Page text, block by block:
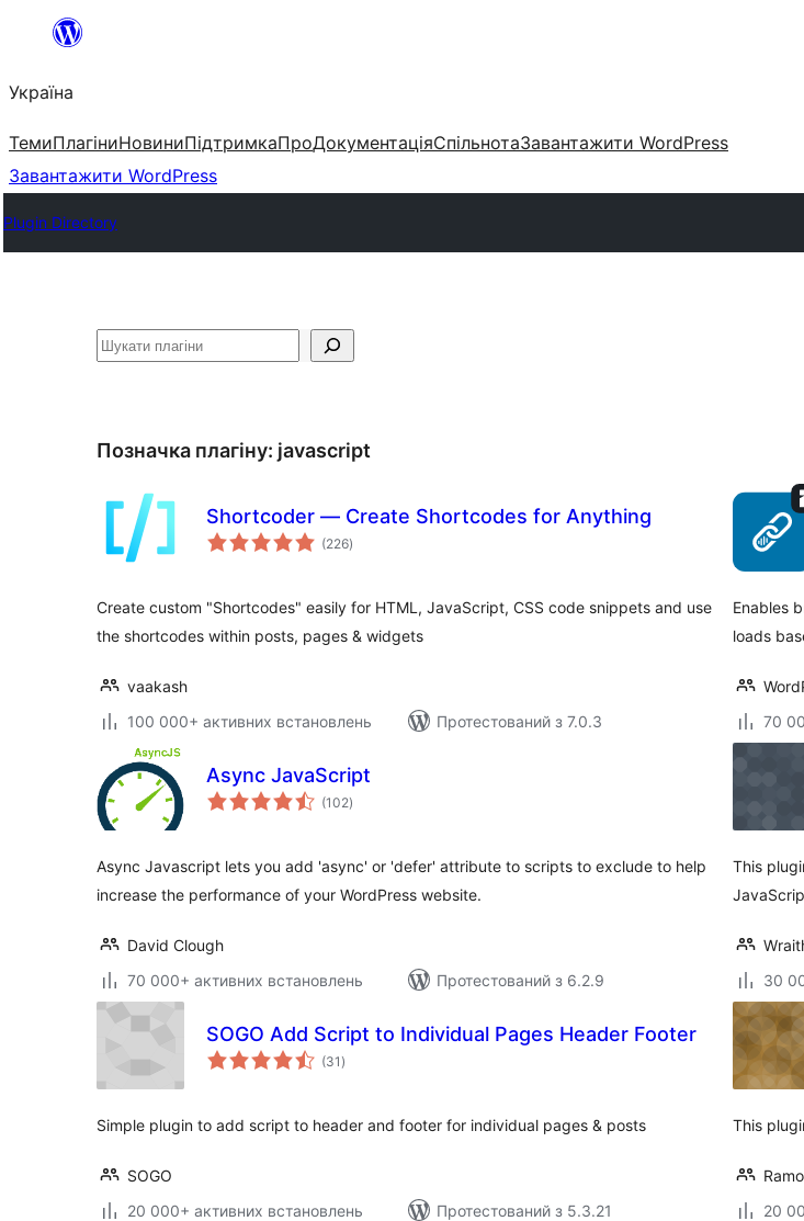
Перейти
вмісту
Україна
ТемиПлагіниНовиниПідтримкаПроДокументаціяСпільнотаЗавантажити WordPress
Завантажити WordPress
Plugin Directory
Пошук
Позначка плагіну: javascript
Shortcoder — Create Shortcodes for Anything
(226загальний
рейтинг
)
Create custom "Shortcodes" easily for HTML, JavaScript, CSS code snippets and use
the shortcodes within posts, pages & widgets
vaakash
100 000+ активних встановлень
Протестований з 7.0.3
Enables
loads
70
Async JavaScript
(102загальний
рейтинг
)
Async Javascript lets you add 'async' or 'defer' attribute to scripts to exclude to help
increase the performance of your WordPress website.
David Clough
70 000+ активних встановлень
Протестований з 6.2.9
This
30
SOGO Add Script to Individual Pages Header Footer
(31 загальний
рейтинг
)
Simple plugin to add script to header and footer for individual pages & posts
SOGO
20 000+ активних встановлень
Протестований з 5.3.21
This
20